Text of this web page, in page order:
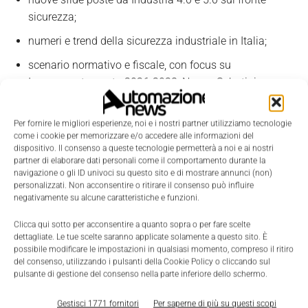
Per fornire le migliori esperienze, noi e i nostri partner utilizziamo tecnologie
come i cookie per memorizzare e/o accedere alle informazioni del
dispositivo. Il consenso a queste tecnologie permetterà a noi e ai nostri
partner di elaborare dati personali come il comportamento durante la
navigazione o gli ID univoci su questo sito e di mostrare annunci (non)
personalizzati. Non acconsentire o ritirare il consenso può influire
negativamente su alcune caratteristiche e funzioni.
Clicca qui sotto per acconsentire a quanto sopra o per fare scelte
dettagliate. Le tue scelte saranno applicate solamente a questo sito. È
possibile modificare le impostazioni in qualsiasi momento, compreso il ritiro
del consenso, utilizzando i pulsanti della Cookie Policy o cliccando sul
pulsante di gestione del consenso nella parte inferiore dello schermo.
Gestisci 1771 fornitori Per saperne di più su questi scopi
sicurezza;
numeri e trend della sicurezza industriale in Italia;
scenario normativo e fiscale, con focus su
Iperammortamento 2026-2028, Nuova Sabatini e
Voucher Cloud & Cybersecurity;
confronto tra sistemi legacy e soluzioni cloud, tra
architetture wireless industriali, reti 5G private e VPN
per la fabbrica 5.0;
ecosistema tecnologico nel dettaglio: comunicazione
radio professionale, telecamere AI-based, controllo
ambientale IoT.
Una mappa utile per chi deve pianificare